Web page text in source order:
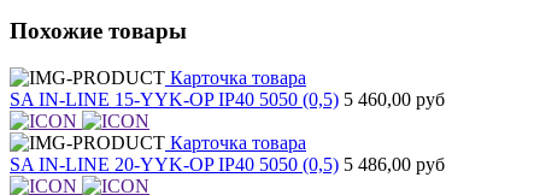
Похожие товары
Карточка товара
SA IN-LINE 15-YYK-OP IP40 5050 (0,5) 5 460,00 руб
Карточка товара
SA IN-LINE 20-YYK-OP IP40 5050 (0,5) 5 486,00 руб